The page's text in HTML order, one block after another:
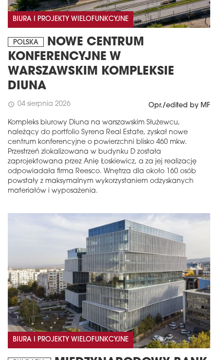
BIURA I PROJEKTY WIELOFUNKCYJNE
POLSKA
NOWE CENTRUM
KONFERENCYJNE W
WARSZAWSKIM KOMPLEKSIE
DIUNA
schedule 04 sierpnia 2026 Opr./edited by MF
Kompleks biurowy Diuna na warszawskim Służewcu,
należący do portfolio Syrena Real Estate, zyskał nowe
centrum konferencyjne o powierzchni blisko 460 mkw.
Przestrzeń zlokalizowana w budynku D została
zaprojektowana przez Anię Łoskiewicz, a za jej realizację
odpowiadała firma Reesco. Wnętrza dla około 160 osób
powstały z maksymalnym wykorzystaniem odzyskanych
materiałów i wyposażenia.
BIURA I PROJEKTY WIELOFUNKCYJNE